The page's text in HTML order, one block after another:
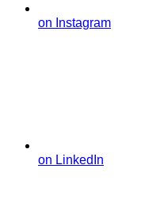
on Instagram
on LinkedIn